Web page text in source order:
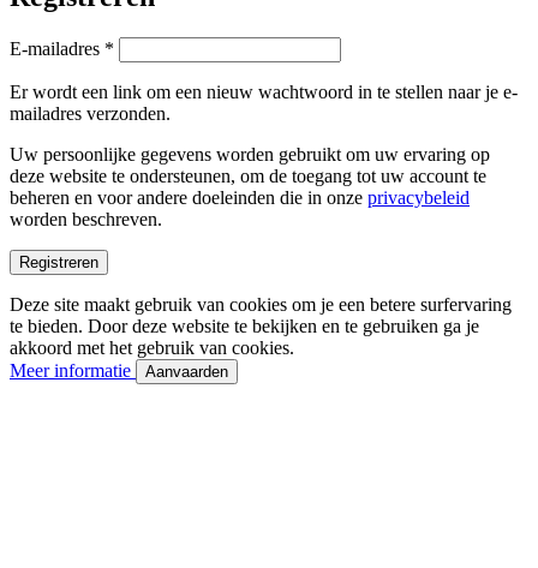
E-mailadres *
Er wordt een link om een nieuw wachtwoord in te stellen naar je e-
mailadres verzonden.
Uw persoonlijke gegevens worden gebruikt om uw ervaring op
deze website te ondersteunen, om de toegang tot uw account te
beheren en voor andere doeleinden die in onze privacybeleid
worden beschreven.
Registreren
Deze site maakt gebruik van cookies om je een betere surfervaring
te bieden. Door deze website te bekijken en te gebruiken ga je
akkoord met het gebruik van cookies.
Meer informatie
Aanvaarden